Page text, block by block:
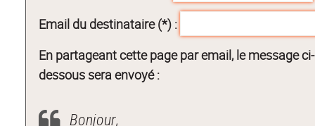
Email du destinataire (*) :
En partageant cette page par email, le message ci-
dessous sera envoyé :
Bonjour,